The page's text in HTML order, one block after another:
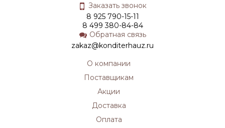
Заказать звонок
8 925 790-15-11
8 499 380-84-84
Обратная связь
zakaz@konditerhauz.ru
О компании
Поставщикам
Акции
Доставка
Оплата